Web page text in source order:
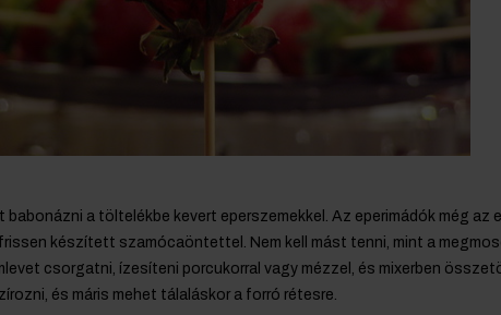
a töltelékbe kevert eperszemekkel. Az eperimádók még az
készített szamócaöntettel. Nem kell mást tenni, mint a
csorgatni, ízesíteni porcukorral vagy mézzel, és mixerben
és máris mehet tálaláskor a forró rétesre.